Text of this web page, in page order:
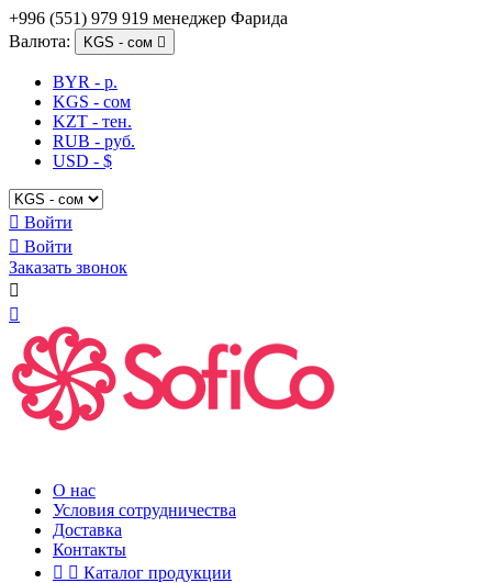
+996 (551) 979 919 менеджер Фарида
Валюта:
KGS - сом 
BYR - р.
KGS - сом
KZT - тен.
RUB - руб.
USD - $
 Войти
 Войти
Заказать звонок


О нас
Условия сотрудничества
Доставка
Контакты
  Каталог продукции